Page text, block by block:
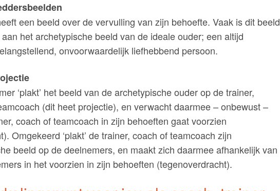
een beeld over de vervulling van zijn behoefte. Vaak is dit beeld
het archetypische beeld van de ideale ouder; een altijd
onvoorwaardelijk liefhebbend persoon.
‘plakt’ het beeld van de archetypische ouder op de trainer,
(dit heet projectie), en verwacht daarmee – onbewust –
coach of teamcoach in zijn behoeften gaat voorzien
Omgekeerd ‘plakt’ de trainer, coach of teamcoach zijn
beeld op de deelnemers, en maakt zich daarmee afhankelijk van
in het voorzien in zijn behoeften (tegenoverdracht).